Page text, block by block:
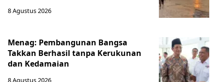
8 Agustus 2026
Menag: Pembangunan Bangsa
Takkan Berhasil tanpa Kerukunan
dan Kedamaian
8 Agustus 2026